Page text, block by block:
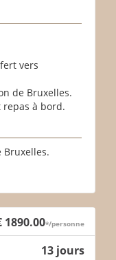
vers
de Bruxelles.
repas à bord.
Bruxelles.
1890.00*/personne
13 jours